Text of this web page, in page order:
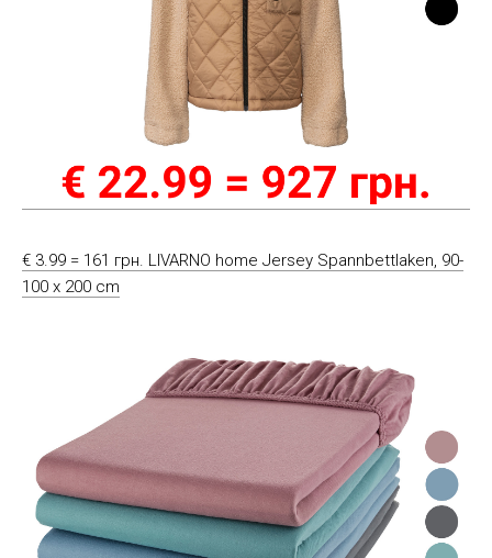
€ 3.99 = 161 грн. LIVARNO home Jersey Spannbettlaken, 90-
100 x 200 cm